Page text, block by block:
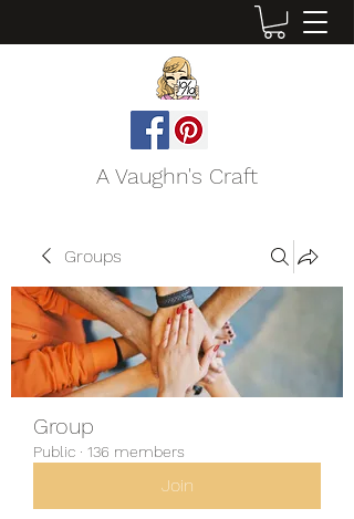
A Vaughn's Craft
Groups
Group
Public · 136 members
Join